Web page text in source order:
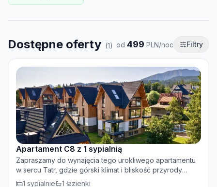
Dostępne oferty (1) od 499 PLN/noc Filtry
Apartament C8 z 1 sypialnią
Zapraszamy do wynajęcia tego urokliwego apartamentu
w sercu Tatr, gdzie górski klimat i bliskość przyrody
tworzą wyjątkową atmosferę. W tym pięknym miejscu
1 sypialnie 1 łazienki